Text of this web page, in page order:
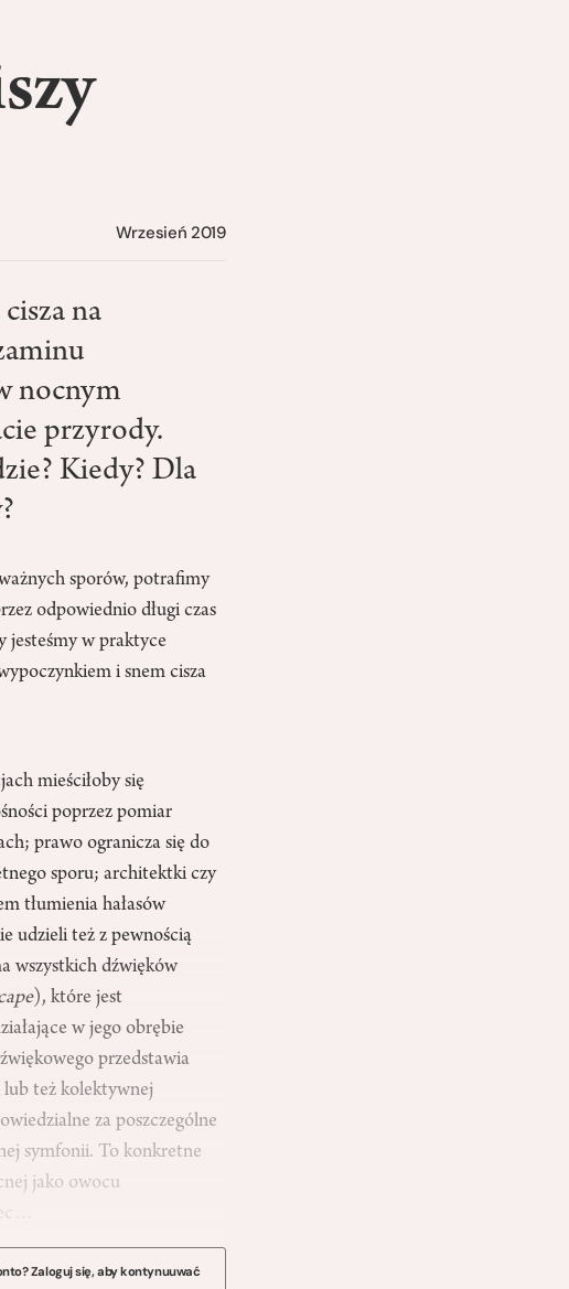
Wrzesień 2019
na
nocnym
przyrody.
Kiedy? Dla
sporów, potrafimy
odpowiednio długi czas
jesteśmy w praktyce
i snem cisza
mieściłoby się
poprzez pomiar
prawo ogranicza się do
sporu; architektki czy
tłumienia hałasów
udzieli też z pewnością
wszystkich dźwięków
), które jest
w jego obrębie
przedstawia
też kolektywnej
za poszczególne
symfonii. To konkretne
jako owocu
Zaloguj się, aby kontynuuwać